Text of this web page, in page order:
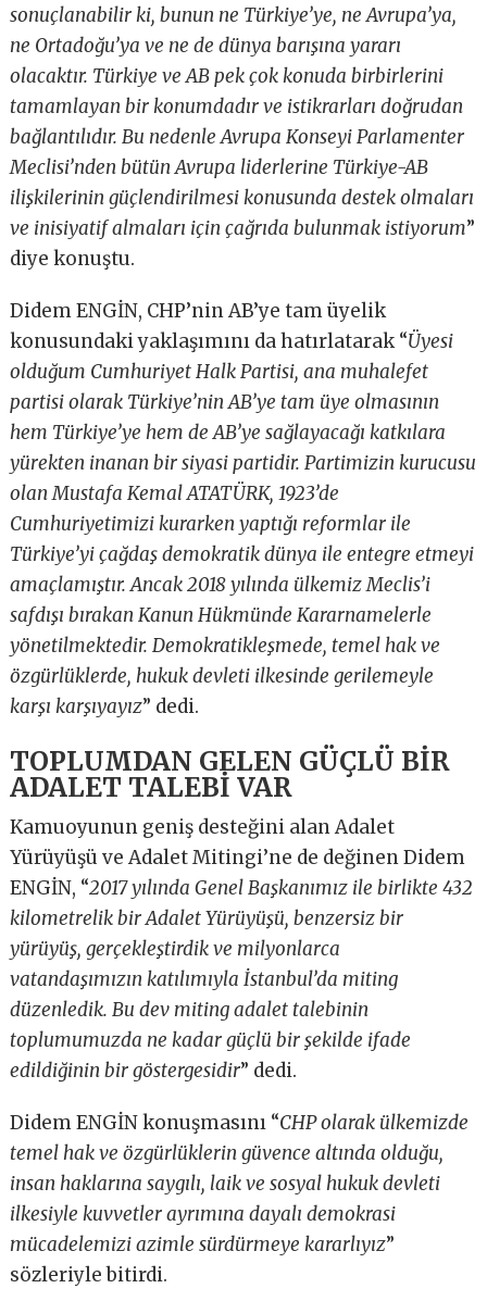
sonuçlanabilir ki, bunun ne Türkiye’ye, ne Avrupa’ya,
ne Ortadoğu’ya ve ne de dünya barışına yararı
olacaktır. Türkiye ve AB pek çok konuda birbirlerini
tamamlayan bir konumdadır ve istikrarları doğrudan
bağlantılıdır. Bu nedenle Avrupa Konseyi Parlamenter
Meclisi’nden bütün Avrupa liderlerine Türkiye-AB
ilişkilerinin güçlendirilmesi konusunda destek olmaları
ve inisiyatif almaları için çağrıda bulunmak istiyorum”
diye konuştu.
Didem ENGİN, CHP’nin AB’ye tam üyelik
konusundaki yaklaşımını da hatırlatarak “Üyesi
olduğum Cumhuriyet Halk Partisi, ana muhalefet
partisi olarak Türkiye’nin AB’ye tam üye olmasının
hem Türkiye’ye hem de AB’ye sağlayacağı katkılara
yürekten inanan bir siyasi partidir. Partimizin kurucusu
olan Mustafa Kemal ATATÜRK, 1923’de
Cumhuriyetimizi kurarken yaptığı reformlar ile
Türkiye’yi çağdaş demokratik dünya ile entegre etmeyi
amaçlamıştır. Ancak 2018 yılında ülkemiz Meclis’i
safdışı bırakan Kanun Hükmünde Kararnamelerle
yönetilmektedir. Demokratikleşmede, temel hak ve
özgürlüklerde, hukuk devleti ilkesinde gerilemeyle
karşı karşıyayız” dedi.
TOPLUMDAN GELEN GÜÇLÜ BİR
ADALET TALEBİ VAR
Kamuoyunun geniş desteğini alan Adalet
Yürüyüşü ve Adalet Mitingi’ne de değinen Didem
ENGİN, “2017 yılında Genel Başkanımız ile birlikte 432
kilometrelik bir Adalet Yürüyüşü, benzersiz bir
yürüyüş, gerçekleştirdik ve milyonlarca
vatandaşımızın katılımıyla İstanbul’da miting
düzenledik. Bu dev miting adalet talebinin
toplumumuzda ne kadar güçlü bir şekilde ifade
edildiğinin bir göstergesidir” dedi.
Didem ENGİN konuşmasını “CHP olarak ülkemizde
temel hak ve özgürlüklerin güvence altında olduğu,
insan haklarına saygılı, laik ve sosyal hukuk devleti
ilkesiyle kuvvetler ayrımına dayalı demokrasi
mücadelemizi azimle sürdürmeye kararlıyız”
sözleriyle bitirdi.